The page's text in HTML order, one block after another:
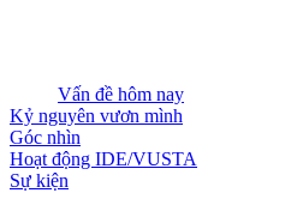
Vấn đề hôm nay
Kỷ nguyên vươn mình
Góc nhìn
Hoạt động IDE/VUSTA
Sự kiện